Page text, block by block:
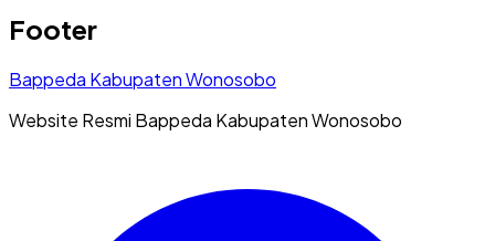
Footer
Bappeda Kabupaten Wonosobo
Website Resmi Bappeda Kabupaten Wonosobo